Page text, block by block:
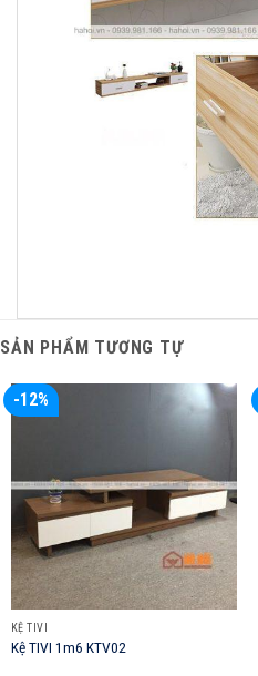
SẢN PHẨM TƯƠNG TỰ
-12%
KỆ TIVI
Kệ TIVI 1m6 KTV02